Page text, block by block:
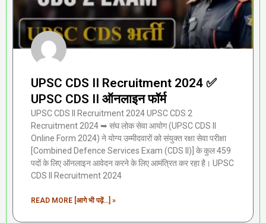
UPSC CDS II Recruitment 2024 ✅
UPSC CDS II ऑनलाइन फॉर्म
UPSC CDS II Recruitment 2024 UPSC CDS 2
Recruitment 2024 ➥ संघ लोक सेवा आयोग (UPSC CDS II
Online Form 2024) ने योग्य उम्मीदवारों को संयुक्त रक्षा सेवा परीक्षा
[Combined Defence Services Exam (CDS II)] के कुल 459
पदों के लिए ऑनलाइन आवेदन करने के लिए आमंत्रित कर रहा है। UPSC
CDS II Recruitment 2024
READ MORE [आगे भी पढ़ें...] »